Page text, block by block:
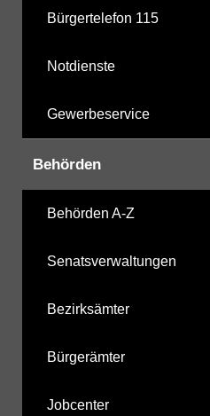
Bürgertelefon 115
Notdienste
Gewerbeservice
Behörden
Behörden A-Z
Senatsverwaltungen
Bezirksämter
Bürgerämter
Jobcenter